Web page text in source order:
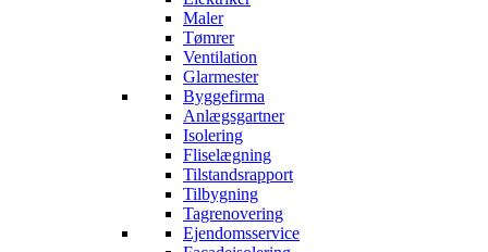
Maler
Tømrer
Ventilation
Glarmester
Byggefirma
Anlægsgartner
Isolering
Fliselægning
Tilstandsrapport
Tilbygning
Tagrenovering
Ejendomsservice